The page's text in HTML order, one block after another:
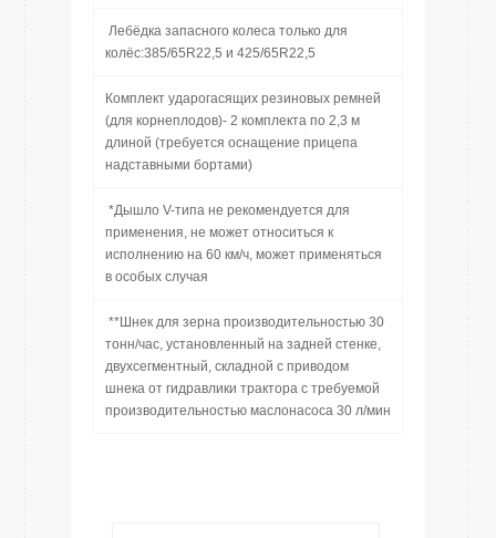
Лебёдка запасного колеса только для
колёс:385/65R22,5 и 425/65R22,5
Комплект ударогасящих резиновых ремней
(для корнеплодов)- 2 комплекта по 2,3 м
длиной (требуется оснащение прицепа
надставными бортами)
*Дышло V-типа не рекомендуется для
применения, не может относиться к
исполнению на 60 км/ч, может применяться
в особых случая
**Шнек для зерна производительностью 30
тонн/час, установленный на задней стенке,
двухсегментный, складной с приводом
шнека от гидравлики трактора с требуемой
производительностью маслонасоса 30 л/мин